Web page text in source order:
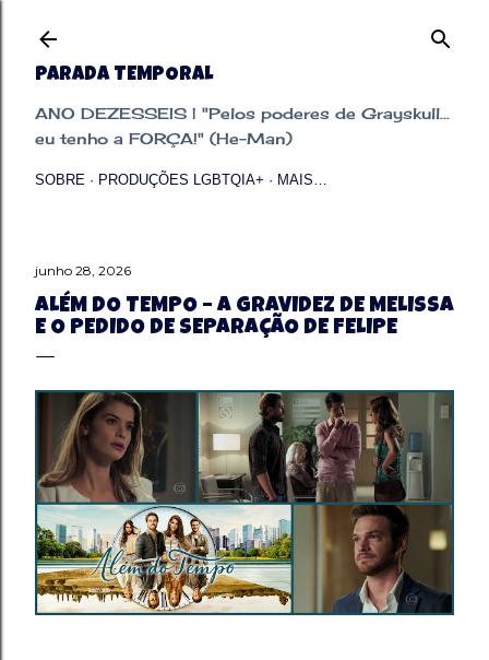
PARADA TEMPORAL
ANO DEZESSEIS | "Pelos poderes de Grayskull...
eu tenho a FORÇA!" (He-Man)
SOBRE PRODUÇÕES LGBTQIA+ MAIS…
junho 28, 2026
ALÉM DO TEMPO – A GRAVIDEZ DE MELISSA
E O PEDIDO DE SEPARAÇÃO DE FELIPE